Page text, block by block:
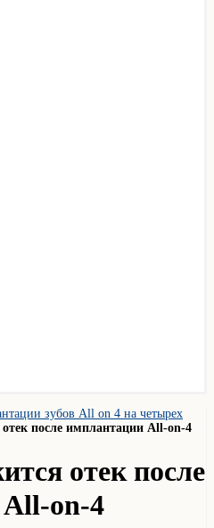
зубов All on 4 на четырех
после имплантации All-on-4
отек после
on-4